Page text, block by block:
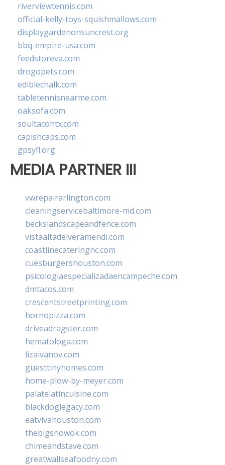
riverviewtennis.com
official-kelly-toys-squishmallows.com
displaygardenonsuncrest.org
bbq-empire-usa.com
feedstoreva.com
drogopets.com
ediblechalk.com
tabletennisnearme.com
oaksofa.com
soultacohtx.com
capishcaps.com
gpsyfl.org
MEDIA PARTNER III
vwrepairarlington.com
cleaningservicebaltimore-md.com
beckslandscapeandfence.com
vistaaltadelveramendi.com
coastlinecateringnc.com
cuesburgershouston.com
psicologiaespecializadaencampeche.com
dmtacos.com
crescentstreetprinting.com
hornopizza.com
driveadragster.com
hematologa.com
lizaivanov.com
guesttinyhomes.com
home-plow-by-meyer.com
palatelatincuisine.com
blackdoglegacy.com
eatvivahouston.com
thebigshowok.com
chimeandstave.com
greatwallseafoodny.com